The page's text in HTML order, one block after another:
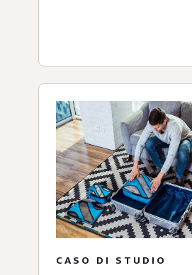
CASO DI STUDIO